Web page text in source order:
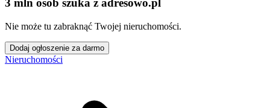
3 mln osób szuka z adresowo.pl
Nie może tu zabraknąć Twojej nieruchomości.
Dodaj ogłoszenie za darmo
Nieruchomości